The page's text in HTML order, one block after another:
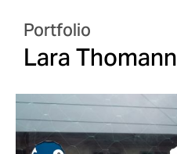
Portfolio
Lara Thomann